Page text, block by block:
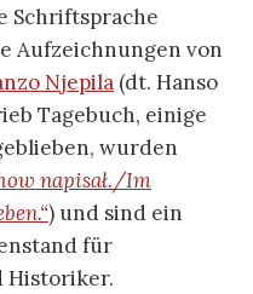
Schriftsprache
Aufzeichnungen von
Njepila (dt. Hanso
Tagebuch, einige
wurden
napisał./Im
) und sind ein
für
Historiker.